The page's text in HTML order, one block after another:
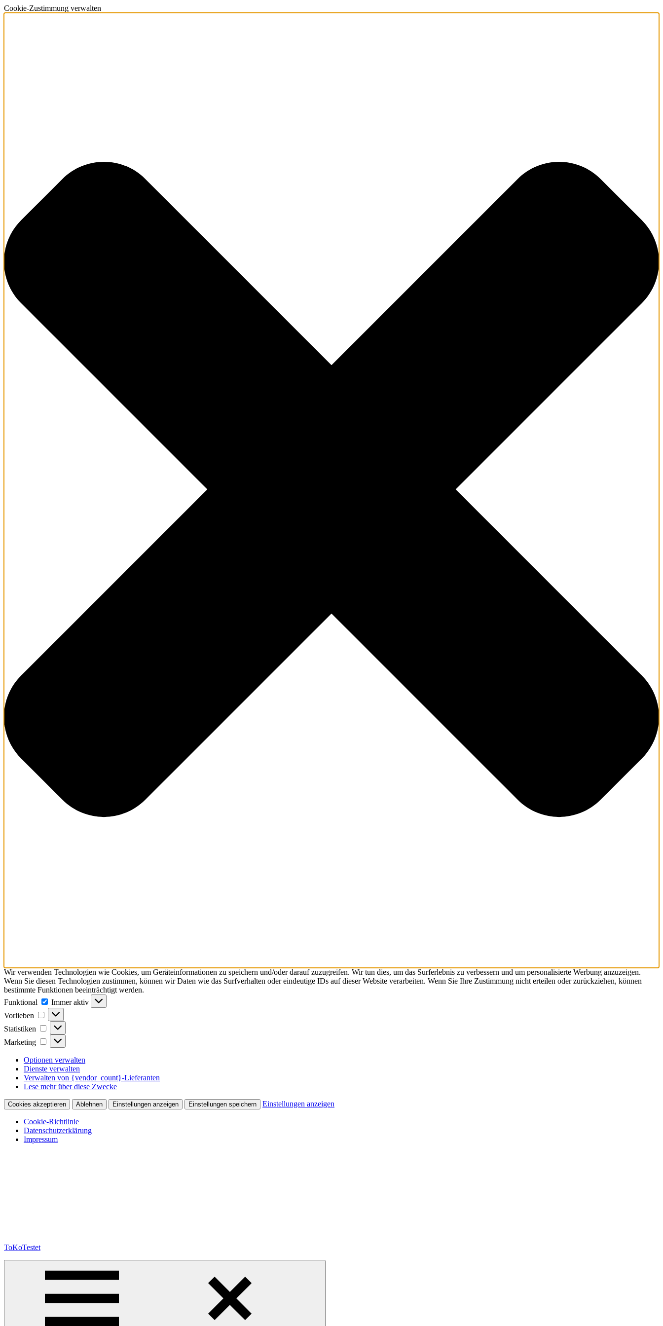
Cookie-Zustimmung verwalten
Wir verwenden Technologien wie Cookies, um Geräteinformationen zu speichern und/oder darauf zuzugreifen. Wir tun dies, um das Surferlebnis zu verbessern und um personalisierte Werbung anzuzeigen.
Wenn Sie diesen Technologien zustimmen, können wir Daten wie das Surfverhalten oder eindeutige IDs auf dieser Website verarbeiten. Wenn Sie Ihre Zustimmung nicht erteilen oder zurückziehen, können
bestimmte Funktionen beeinträchtigt werden.
Funktional
Funktional
Immer aktiv
Vorlieben
Vorlieben
Statistiken Statistiken
Marketing Marketing
Optionen verwalten
Dienste verwalten
Verwalten von {vendor_count}-Lieferanten
Lese mehr über diese Zwecke
Cookies akzeptieren Ablehnen Einstellungen anzeigen Einstellungen speichern Einstellungen anzeigen
Cookie-Richtlinie
Datenschutzerklärung
Impressum
ToKoTestet